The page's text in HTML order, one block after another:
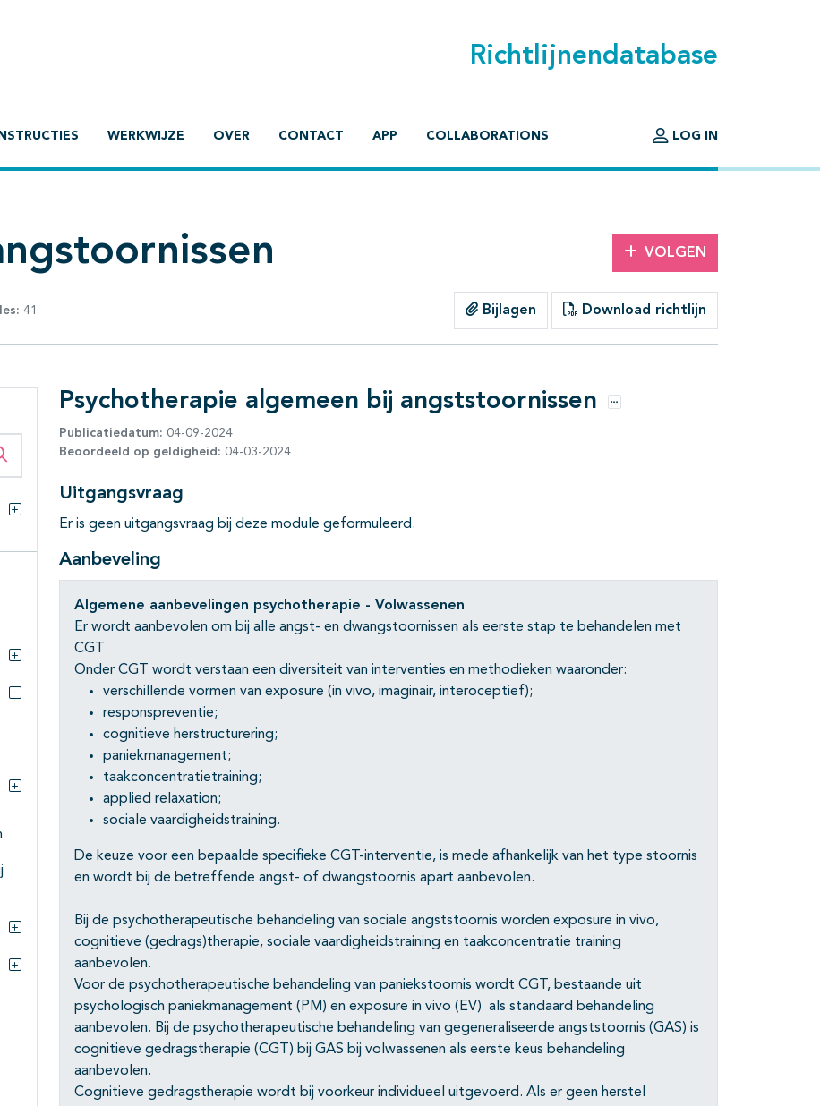
Richtlijnendatabase
INSTRUCTIES WERKWIJZE OVER CONTACT APP COLLABORATIONS LOG IN
VOLGEN
41 Bijlagen Download richtlijn
binnen deze richtlijn
Alles openklappen
Subpagina's open- en dichtklappen
Subpagina's open- en dichtklappen
Subpagina's open- en dichtklappen
Subpagina's open- en dichtklappen
Subpagina's open- en dichtklappen
Psychotherapie algemeen bij angststoornissen Opties
Publicatiedatum: 04-09-2024
Beoordeeld op geldigheid: 04-03-2024
Uitgangsvraag
Er is geen uitgangsvraag bij deze module geformuleerd.
Aanbeveling
Algemene aanbevelingen psychotherapie - Volwassenen
Er wordt aanbevolen om bij alle angst- en dwangstoornissen als eerste stap te behandelen met
CGT
Onder CGT wordt verstaan een diversiteit van interventies en methodieken waaronder:
verschillende vormen van exposure (in vivo, imaginair, interoceptief);
responspreventie;
cognitieve herstructurering;
paniekmanagement;
taakconcentratietraining;
applied relaxation;
sociale vaardigheidstraining.
De keuze voor een bepaalde specifieke CGT-interventie, is mede afhankelijk van het type stoornis
en wordt bij de betreffende angst- of dwangstoornis apart aanbevolen.
Bij de psychotherapeutische behandeling van sociale angststoornis worden exposure in vivo,
cognitieve (gedrags)therapie, sociale vaardigheidstraining en taakconcentratie training
aanbevolen.
Voor de psychotherapeutische behandeling van paniekstoornis wordt CGT, bestaande uit
psychologisch paniekmanagement (PM) en exposure in vivo (EV) als standaard behandeling
aanbevolen. Bij de psychotherapeutische behandeling van gegeneraliseerde angststoornis (GAS) is
cognitieve gedragstherapie (CGT) bij GAS bij volwassenen als eerste keus behandeling
aanbevolen.
Cognitieve gedragstherapie wordt bij voorkeur individueel uitgevoerd. Als er geen herstel